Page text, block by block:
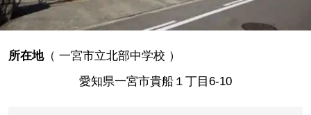
所在地（ 一宮市立北部中学校 ）
愛知県一宮市貴船１丁目6-10